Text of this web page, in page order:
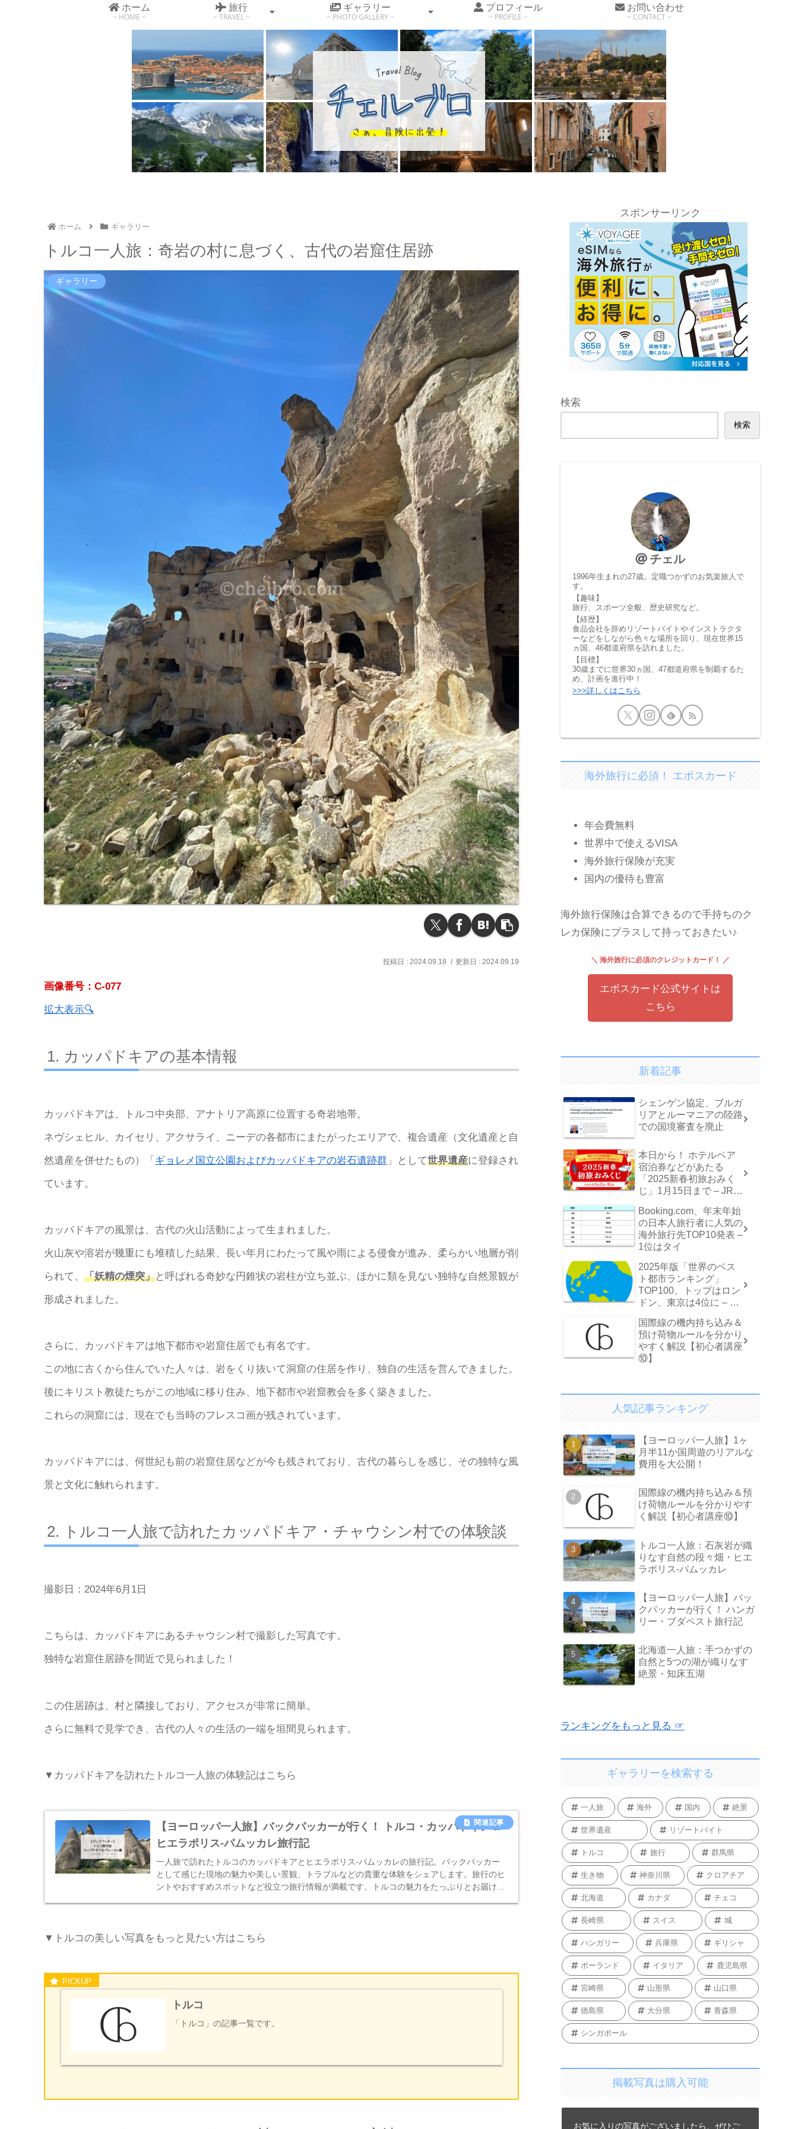
ホーム
HOME
旅行
TRAVEL
ギャラリー
PHOTO GALLERY
プロフィール
PROFILE
お問い合わせ
CONTACT
ホーム ギャラリー
トルコ一人旅：奇岩の村に息づく、古代の岩窟住居跡
ギャラリー
2024.09.18 2024.09.19
画像番号：C-077
拡大表示🔍
カッパドキアの基本情報
カッパドキアは、トルコ中央部、アナトリア高原に位置する奇岩地帯。
ネヴシェヒル、カイセリ、アクサライ、ニーデの各都市にまたがったエリアで、複合遺産（文化遺産と自
然遺産を併せたもの）「 ギョレメ国立公園およびカッパドキアの岩石遺跡群 」として世界遺産に登録され
ています。
カッパドキアの風景は、古代の火山活動によって生まれました。
火山灰や溶岩が幾重にも堆積した結果、長い年月にわたって風や雨による侵食が進み、柔らかい地層が削
られて、 「妖精の煙突」と呼ばれる奇妙な円錐状の岩柱が立ち並ぶ、ほかに類を見ない独特な自然景観が
形成されました。
さらに、カッパドキアは地下都市や岩窟住居でも有名です。
この地に古くから住んでいた人々は、岩をくり抜いて洞窟の住居を作り、独自の生活を営んできました。
後にキリスト教徒たちがこの地域に移り住み、地下都市や岩窟教会を多く築きました。
これらの洞窟には、現在でも当時のフレスコ画が残されています。
カッパドキアには、何世紀も前の岩窟住居などが今も残されており、古代の暮らしを感じ、その独特な風
景と文化に触れられます。
トルコ一人旅で訪れたカッパドキア・チャウシン村での体験談
撮影日：2024年6月1日
こちらは、カッパドキアにあるチャウシン村で撮影した写真です。
独特な岩窟住居跡を間近で見られました！
この住居跡は、村と隣接しており、アクセスが非常に簡単。
さらに無料で見学でき、古代の人々の生活の一端を垣間見られます。
▼カッパドキアを訪れたトルコ一人旅の体験記はこちら
【ヨーロッパ一人旅】バックパッカーが行く！ トルコ・カッパドキア＆
ヒエラポリス-パムッカレ旅行記
一人旅で訪れたトルコのカッパドキアとヒエラポリス-パムッカレの旅行記。バックパッカー
として感じた現地の魅力や美しい景観、トラブルなどの貴重な体験をシェアします。旅行のヒ
ントやおすすめスポットなど役立つ旅行情報が満載です。トルコの魅力をたっぷりとお届けし
▼トルコの美しい写真をもっと見たい方はこちら
トルコ
「トルコ」の記事一覧です。
スポンサーリンク
検索
検索
チェル
1996年生まれの27歳。定職つかずのお気楽旅人で
す。
【趣味】
旅行、スポーツ全般、歴史研究など。
【経歴】
食品会社を辞めリゾートバイトやインストラクタ
ーなどをしながら色々な場所を回り、現在世界15
ヵ国、46都道府県を訪れました。
【目標】
30歳までに世界30ヵ国、47都道府県を制覇するた
め、計画を進行中！
>>>詳しくはこちら
海外旅行に必須！ エポスカード
年会費無料
世界中で使えるVISA
海外旅行保険が充実
国内の優待も豊富
海外旅行保険は合算できるので手持ちのク
レカ保険にプラスして持っておきたい♪
＼ 海外旅行に必須のクレジットカード！ ／
エポスカード公式サイトは
こちら
新着記事
シェンゲン協定、ブルガ
リアとルーマニアの陸路
での国境審査を廃止
本日から！ ホテルペア
宿泊券などがあたる
「2025新春初旅おみく
じ」1月15日まで – JR東
Booking.com、年末年始
の日本人旅行者に人気の
海外旅行先TOP10発表 –
1位はタイ
2025年版「世界のベス
ト都市ランキング」
TOP100、トップはロン
ドン、東京は4位に – イ
国際線の機内持ち込み＆
預け荷物ルールを分かり
やすく解説【初心者講座
⑩】
人気記事ランキング
【ヨーロッパ一人旅】1ヶ
月半11か国周遊のリアルな
費用を大公開！
国際線の機内持ち込み＆預
け荷物ルールを分かりやす
く解説【初心者講座⑩】
トルコ一人旅：石灰岩が織
りなす自然の段々畑・ヒエ
ラポリス-パムッカレ
【ヨーロッパ一人旅】バッ
クパッカーが行く！ ハンガ
リー・ブダペスト旅行記
北海道一人旅：手つかずの
自然と5つの湖が織りなす
絶景・知床五湖
ランキングをもっと見る ☞
ギャラリーを検索する
一人旅 海外 国内 絶景
世界遺産 リゾートバイト
トルコ 旅行 群馬県
生き物 神奈川県 クロアチア
北海道 カナダ チェコ
長崎県 スイス 城
ハンガリー 兵庫県 ギリシャ
ポーランド イタリア 鹿児島県
宮崎県 山形県 山口県
徳島県 大分県 青森県
シンガポール
掲載写真は購入可能
お気に入りの写真がございましたら、ぜひご